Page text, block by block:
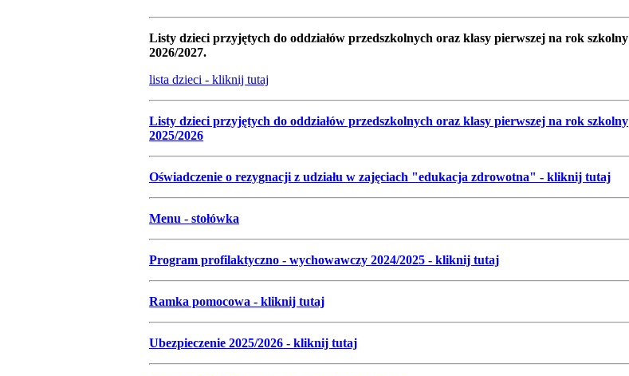
Listy dzieci przyjętych do oddziałów przedszkolnych oraz klasy pierwszej na rok szkolny
2026/2027.
lista dzieci - kliknij tutaj
Listy dzieci przyjętych do oddziałów przedszkolnych oraz klasy pierwszej na rok szkolny
2025/2026
Oświadczenie o rezygnacji z udziału w zajęciach "edukacja zdrowotna" - kliknij tutaj
Menu - stołówka
Program profilaktyczno - wychowawczy 2024/2025 - kliknij tutaj
Ramka pomocowa - kliknij tutaj
Ubezpieczenie 2025/2026 - kliknij tutaj